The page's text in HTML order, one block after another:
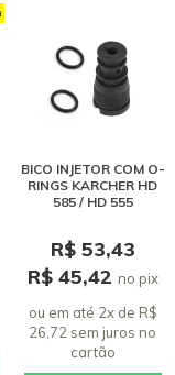
BICO INJETOR COM O-
RINGS KARCHER HD
585 / HD 555
R$ 53,43
R$ 45,42 no pix
ou em até 2x de R$
26,72 sem jurosno
cartão